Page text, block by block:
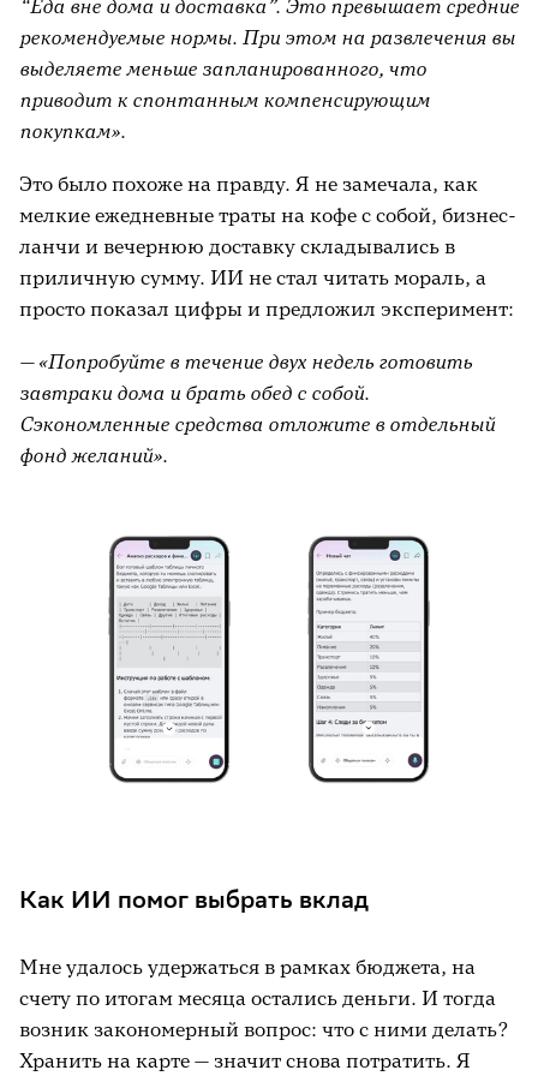
“Еда вне дома и доставка”. Это превышает средние
рекомендуемые нормы. При этом на развлечения вы
выделяете меньше запланированного, что
приводит к спонтанным компенсирующим
покупкам».
Это было похоже на правду. Я не замечала, как
мелкие ежедневные траты на кофе с собой, бизнес-
ланчи и вечернюю доставку складывались в
приличную сумму. ИИ не стал читать мораль, а
просто показал цифры и предложил эксперимент:
— «Попробуйте в течение двух недель готовить
завтраки дома и брать обед с собой.
Сэкономленные средства отложите в отдельный
фонд желаний».
Как ИИ помог выбрать вклад
Мне удалось удержаться в рамках бюджета, на
счету по итогам месяца остались деньги. И тогда
возник закономерный вопрос: что с ними делать?
Хранить на карте — значит снова потратить. Я